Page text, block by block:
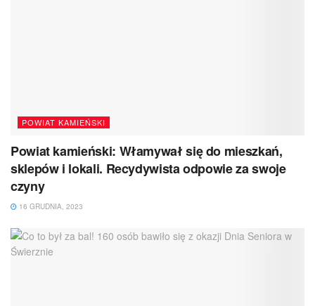
POWIAT KAMIEŃSKI
Powiat kamieński: Włamywał się do mieszkań,
sklepów i lokali. Recydywista odpowie za swoje
czyny
16 GRUDNIA, 2023